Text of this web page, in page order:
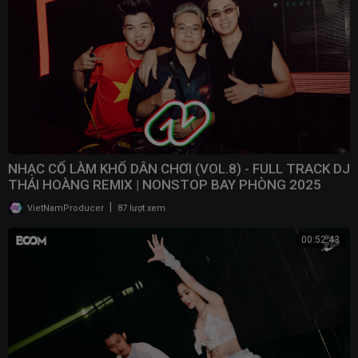
NHẠC CỔ LÀM KHỔ DÂN CHƠI (VOL.8) - FULL TRACK DJ
THÁI HOÀNG REMIX | NONSTOP BAY PHÒNG 2025
VietNamProducer 87 lượt xem
00:52:43